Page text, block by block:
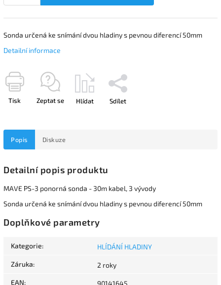
Sonda určená ke snímání dvou hladiny s pevnou diferencí 50mm
Detailní informace
Tisk Zeptat se Hlídat Sdílet
Popis Diskuze
Detailní popis produktu
MAVE PS-3 ponorná sonda - 30m kabel, 3 vývody
Sonda určená ke snímání dvou hladiny s pevnou diferencí 50mm
Doplňkové parametry
Kategorie: HLÍDÁNÍ HLADINY
Záruka: 2 roky
EAN: